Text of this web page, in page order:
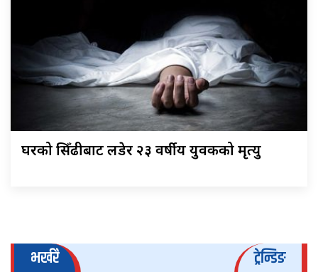
घरको सिँढीबाट लडेर २३ वर्षीय युवकको मृत्यु
भर्खरै ट्रेन्डिङ